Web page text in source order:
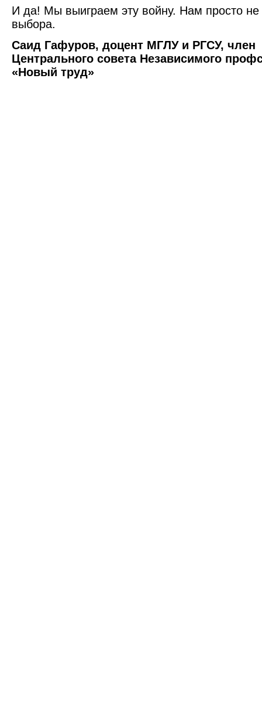
И да! Мы выиграем эту войну. Нам просто не
выбора.
Саид Гафуров, доцент МГЛУ и РГСУ, член
Центрального совета Независимого
«Новый труд»